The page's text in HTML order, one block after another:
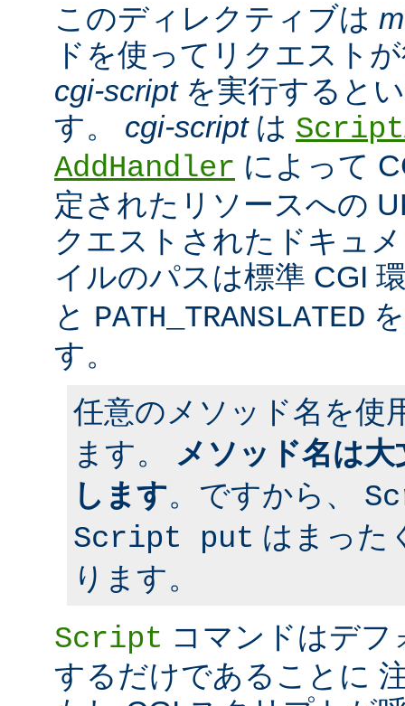
このディレクティブは
ドを使ってリクエスト
cgi-scriptを実行すると
す。 cgi-scriptは
AddHandler によって
定されたリソースへの
クエストされたドキュ
イルのパスは標準 CGI
と PATH_TRANSLATED
す。
任意のメソッド名を使
ます。
メソッド名は
します。ですから、
Script put はまった
ります。
Script コマンドはデフ
するだけであることに